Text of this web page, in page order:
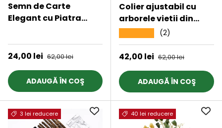
Semn de Carte
Elegant cu Piatra
Aventurin Verde si
Alama
Preț de vânzare
24,00 lei Preț obișnuit
62,00 lei
ADAUGĂ ÎN COŞ
Colier ajustabil cu
arborele vietii din
ametist si aventurin
verde - Armonie si
Echilibru
(2)
Preț de vânzare
42,00 lei Preț obișnuit
62,00 lei
ADAUGĂ ÎN COŞ
3 lei reducere 40 lei reducere